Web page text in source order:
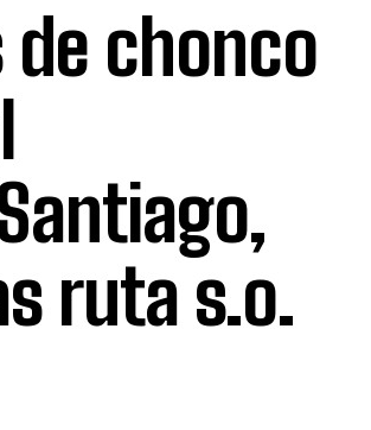
chonco
ruta s.o.